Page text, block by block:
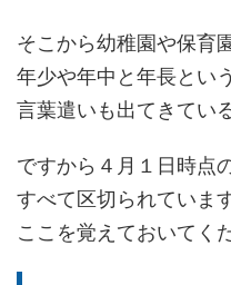
そこから幼稚園や保育
年少や年中と年長とい
言葉遣いも出てきてい
ですから４月１日時点
すべて区切られています
ここを覚えておいてく